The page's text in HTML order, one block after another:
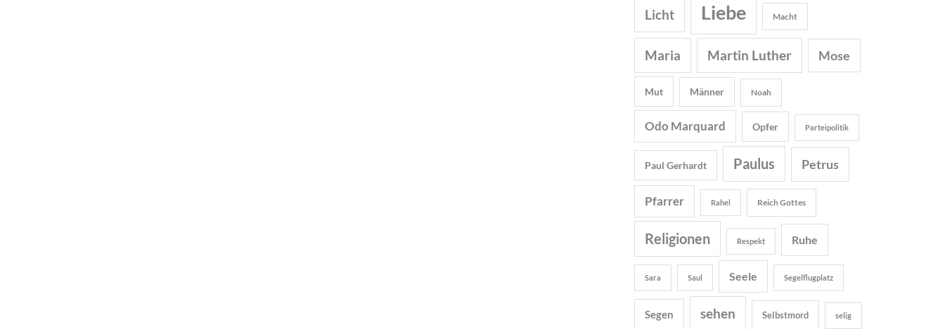
Licht Liebe Macht
Maria Martin Luther Mose
Mut Männer Noah
Odo Marquard Opfer Parteipolitik
Paul Gerhardt Paulus Petrus
Pfarrer Rahel Reich Gottes
Religionen Respekt Ruhe
Sara Saul Seele Segelflugplatz
Segen sehen Selbstmord selig